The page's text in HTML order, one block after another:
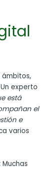
ámbitos,
experto
está
el
e
varios
Muchas